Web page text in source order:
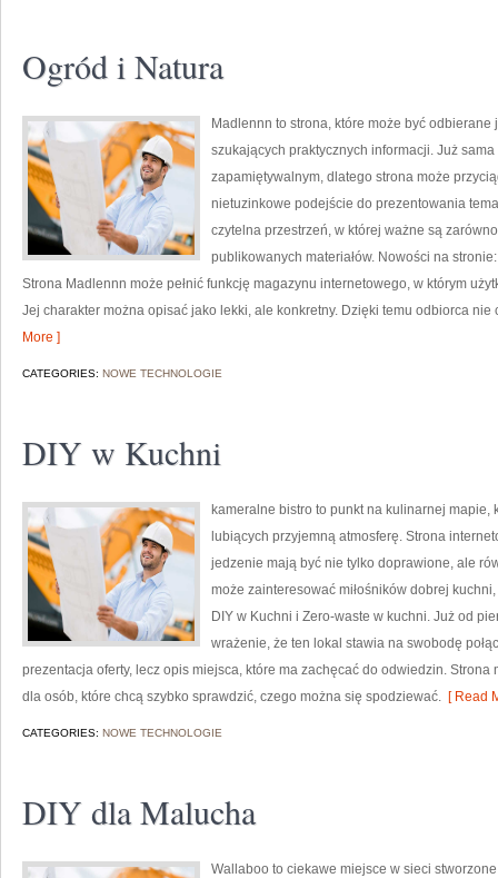
Ogród i Natura
Madlennn to strona, które może być
szukających praktycznych informacji. Już
zapamiętywalnym, dlatego strona może
nietuzinkowe podejście do prezentowania
czytelna przestrzeń, w której ważne są
publikowanych materiałów. Nowości na
Strona Madlennn może pełnić funkcję magazynu internetowego, w którym
Jej charakter można opisać jako lekki, ale konkretny. Dzięki temu odbiorca
More ]
CATEGORIES: NOWE TECHNOLOGIE
DIY w Kuchni
kameralne bistro to punkt na kulinarnej
lubiących przyjemną atmosferę. Strona
jedzenie mają być nie tylko doprawione, ale
może zainteresować miłośników dobrej
DIY w Kuchni i Zero-waste w kuchni. Już od
wrażenie, że ten lokal stawia na swobodę
prezentacja oferty, lecz opis miejsca, które ma zachęcać do odwiedzin.
dla osób, które chcą szybko sprawdzić, czego można się spodziewać. [ Read
CATEGORIES: NOWE TECHNOLOGIE
DIY dla Malucha
Wallaboo to ciekawe miejsce w sieci